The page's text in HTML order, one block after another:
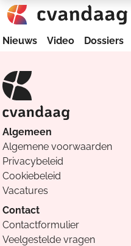
Nieuws Video Dossiers
Algemeen
Algemene voorwaarden
Privacybeleid
Cookiebeleid
Vacatures
Contact
Contactformulier
Veelgestelde vragen